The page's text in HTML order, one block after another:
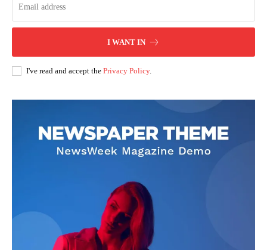
I WANT IN
I've read and accept the Privacy Policy.